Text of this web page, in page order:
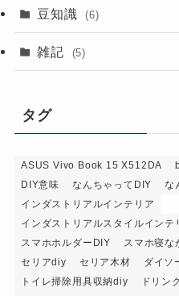
豆知識 (6)
雑記 (5)
タグ
ASUS Vivo Book 15 X512DA
DIY意味
なんちゃってDIY
な
インダストリアルインテリア
インダストリアルスタイルインテ
スマホホルダーDIY
スマホ寝な
セリアdiy
セリア木材 ダイソ
トイレ掃除用具収納diy
ドリン